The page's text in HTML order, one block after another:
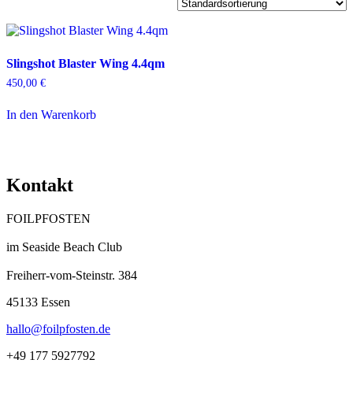
Slingshot Blaster Wing 4.4qm
450,00 €
In den Warenkorb
Kontakt
FOILPFOSTEN
im Seaside Beach Club
Freiherr-vom-Steinstr. 384
45133 Essen
hallo@foilpfosten.de
+49 177 5927792